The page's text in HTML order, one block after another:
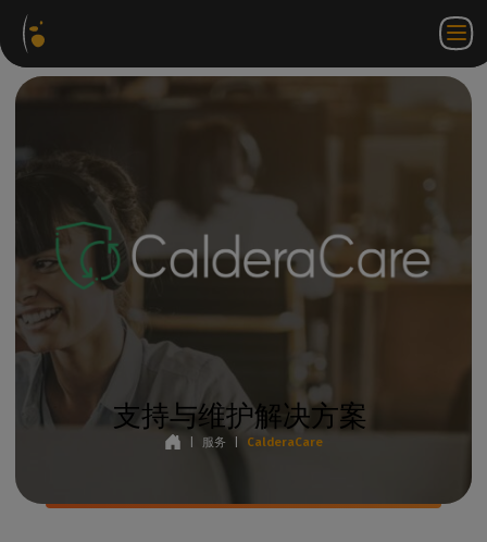
ZH
支持与维护解决方案
服务 CalderaCare